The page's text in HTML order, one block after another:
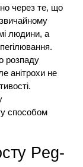
через те, що
людини, а
розпаду
анітрохи не
способом
Peg-